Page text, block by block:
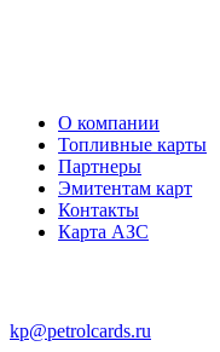
О компании
Топливные карты
Партнеры
Эмитентам карт
Контакты
Карта АЗС
kp@petrolcards.ru